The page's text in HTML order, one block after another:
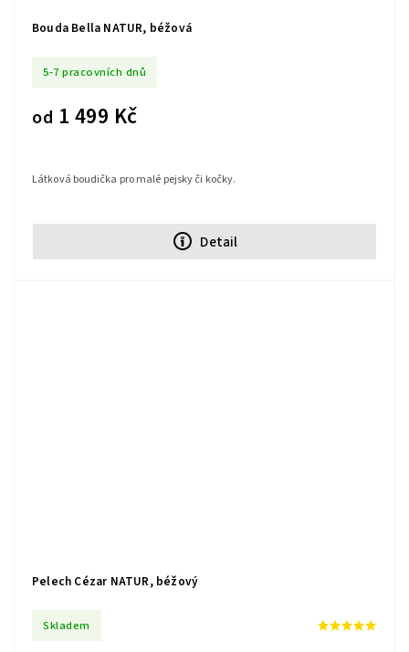
Bouda Bella NATUR, béžová
5-7 pracovních dnů
od 1 499 Kč
Detail
Látková boudička pro malé pejsky či kočky.
Pelech Cézar NATUR, béžový
Skladem